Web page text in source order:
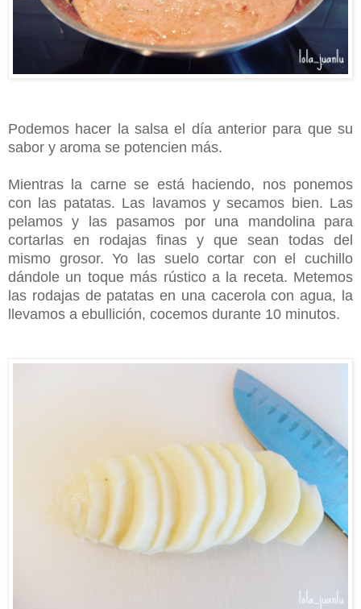
Podemos hacer la salsa el día anterior para que su
sabor y aroma se potencien más.
Mientras la carne se está haciendo, nos ponemos
con las patatas. Las lavamos y secamos bien. Las
pelamos y las pasamos por una mandolina para
cortarlas en rodajas finas y que sean todas del
mismo grosor. Yo las suelo cortar con el cuchillo
dándole un toque más rústico a la receta. Metemos
las rodajas de patatas en una cacerola con agua, la
llevamos a ebullición, cocemos durante 10 minutos.